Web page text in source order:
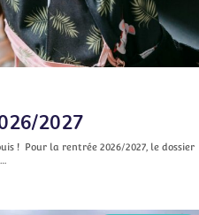
2027
! Pour la rentrée 2026/2027, le dossier